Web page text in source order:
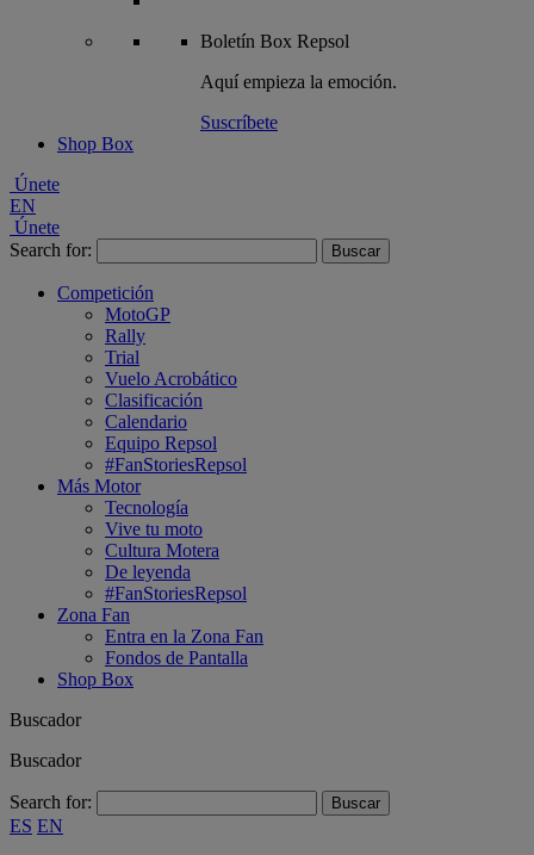
Boletín Box Repsol
Aquí empieza la emoción.
Suscríbete
Shop Box
Únete
EN
Únete
Search for:
Competición
MotoGP
Rally
Trial
Vuelo Acrobático
Clasificación
Calendario
Equipo Repsol
#FanStoriesRepsol
Más Motor
Tecnología
Vive tu moto
Cultura Motera
De leyenda
#FanStoriesRepsol
Zona Fan
Entra en la Zona Fan
Fondos de Pantalla
Shop Box
Buscador
Buscador
Search for:
ES EN